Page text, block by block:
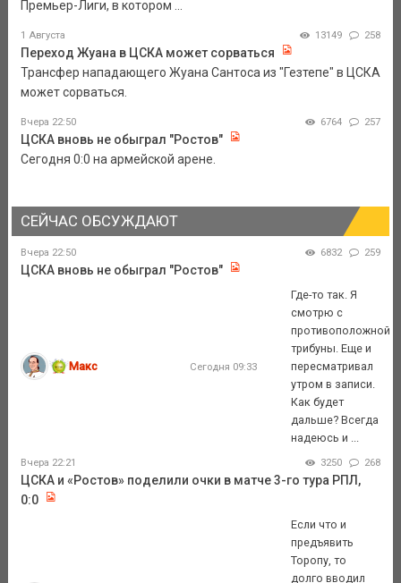
Премьер-Лиги, в котором ...
1 Августа 13149 258
Переход Жуана в ЦСКА может сорваться
Трансфер нападающего Жуана Сантоса из "Гезтепе" в ЦСКА
может сорваться.
Вчера 22:50 6764 257
ЦСКА вновь не обыграл "Ростов"
Сегодня 0:0 на армейской арене.
СЕЙЧАС ОБСУЖДАЮТ
Вчера 22:50 6832 259
ЦСКА вновь не обыграл "Ростов"
Макс Сегодня 09:33
Где-то так. Я
смотрю с
противоположной
трибуны. Еще и
пересматривал
утром в записи.
Как будет
дальше? Всегда
надеюсь и ...
Вчера 22:21 3250 268
ЦСКА и «Ростов» поделили очки в матче 3-го тура РПЛ,
0:0
Если что и
предъявить
Торопу, то
долго вводил